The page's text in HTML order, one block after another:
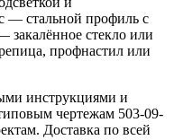
— стальной профиль с
закалённое стекло или
профнастил или
инструкциями и
чертежам 503-09-
Доставка по всей